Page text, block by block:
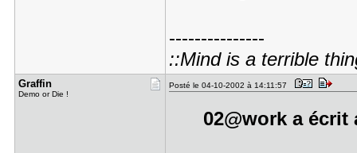
---------------
::Mind is a terrible
Graffin
Demo or Die !
Posté le 04-10-2002 à 14:11:57
02@work a